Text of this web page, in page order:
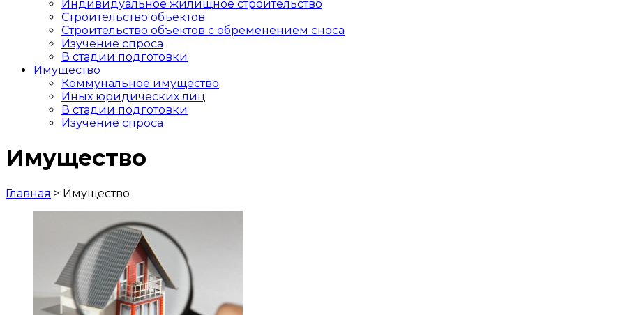
Индивидуальное жилищное строительство
Строительство объектов
Cтроительство объектов с обременением сноса
Изучение спроса
В стадии подготовки
Имущество
Коммунальное имущество
Иных юридических лиц
В стадии подготовки
Изучение спроса
Имущество
Главная > Имущество